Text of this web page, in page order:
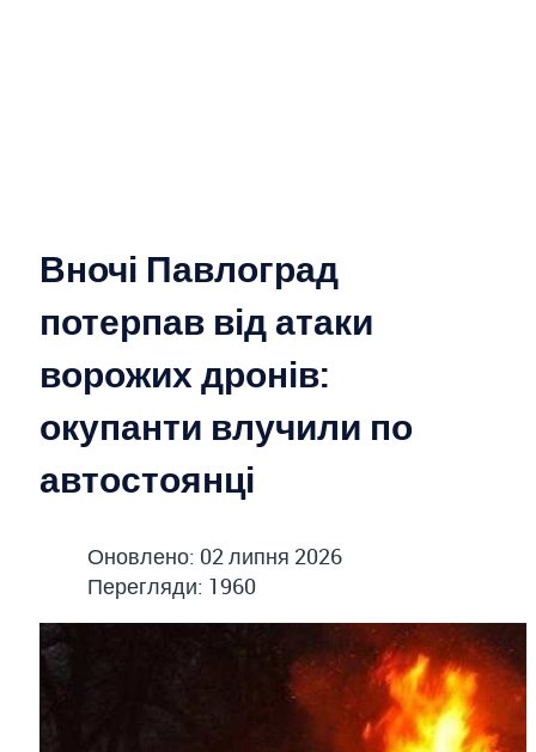
Вночі Павлоград
потерпав від атаки
ворожих дронів:
окупанти влучили по
автостоянці
Оновлено: 02 липня 2026
Перегляди: 1960